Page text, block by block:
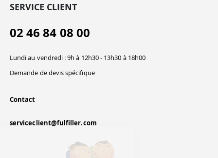
Salut c'est nous...
les Cookies !
SERVICE CLIENT
02 46 84 08 00
Lundi au vendredi : 9h à 12h30 - 13h30 à 18h00
Demande de devis spécifique
Contact
serviceclient@fulfiller.com